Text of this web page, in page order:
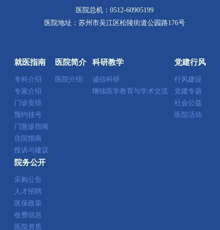
医院总机：0512-60905199
医院地址：苏州市吴江区松陵街道公园路176号
就医指南
专科介绍
专家介绍
门诊安排
预约挂号
门急诊指南
住院指南
投诉与建议
医院简介
医院介绍
科研教学
诚信科研
继续医学教育与学术交流
党建行风
行风建设
党建专题
社会公益
医院活动
院务公开
采购公告
人才招聘
医保政策
收费信息
医院资质